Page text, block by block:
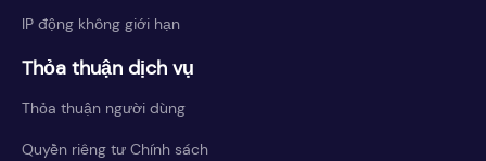
IP động không giới hạn
Thỏa thuận dịch vụ
Thỏa thuận người dùng
Quyền riêng tư Chính sách